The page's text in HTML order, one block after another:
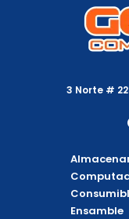
3 Norte #
Ensamble